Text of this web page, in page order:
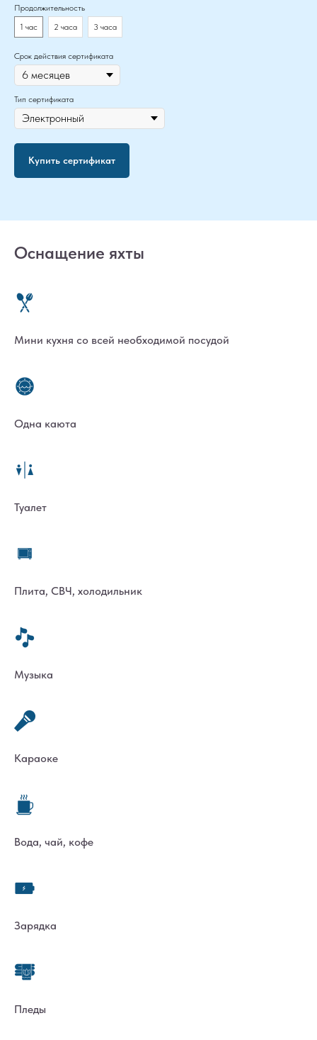
Продолжительность
1 час
2 часа 3 часа
Срок действия сертификата
Тип сертификата
Купить сертификат
Оснащение яхты
Мини кухня со всей необходимой посудой
Одна каюта
Туалет
Плита, СВЧ, холодильник
Музыка
Караоке
Вода, чай, кофе
Зарядка
Пледы